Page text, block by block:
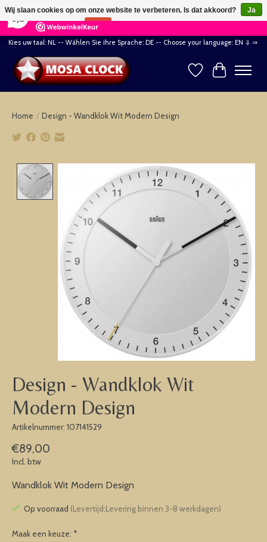
164 Reviews ×
Kies uw taal: NL -- Wählen Sie ihre Sprache: DE -- Choose your language: EN ⇓ ⇒
Verlanglijst
Home / Design - Wandklok Wit Modern Design
Product image slideshow Items
Design - Wandklok Wit
Modern Design
Artikelnummer: 107141529
€89,00
Incl. btw
Wandklok Wit Modern Design
Op voorraad (Levertijd:Levering binnen 3-8 werkdagen)
Maak een keuze: *
Wij slaan cookies op om onze website te verbeteren. Is dat akkoord?
Ja
Nee